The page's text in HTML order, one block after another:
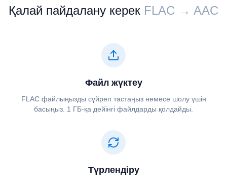
Қалай пайдалану керек ⁦⁦FLAC⁩⁩ → ⁦⁦AAC⁩⁩
Файл жүктеу
⁦⁦FLAC⁩⁩ файлыңызды сүйреп тастаңыз немесе шолу үшін
басыңыз. 1 ГБ-қа дейінгі файлдарды қолдайды.
Түрлендіру